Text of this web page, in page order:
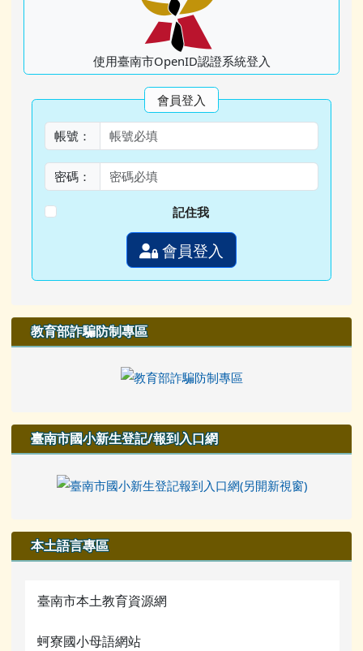
使用臺南市OpenID認證系統登入
會員登入
帳號：
密碼：
記住我
會員登入
教育部詐騙防制專區
臺南市國小新生登記/報到入口網
本土語言專區
臺南市本土教育資源網
蚵寮國小母語網站